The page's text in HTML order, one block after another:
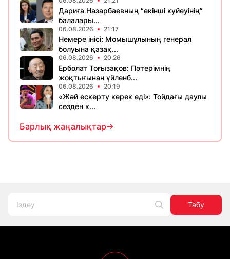
Дариға Назарбаевның “екінші куйеуінің”
балалары...
06.08.2026 21:17
Немере інісі: Момышұлының генерал
болуына қазақ...
06.08.2026 20:26
Ерболат Тоғызақов: Пәтерімнің
жоқтығынан үйленб...
06.08.2026 20:19
«Жәй ескерту керек еді»: Тойдағы даулы
сөзден к...
Барлық жаңалықтар
Табу